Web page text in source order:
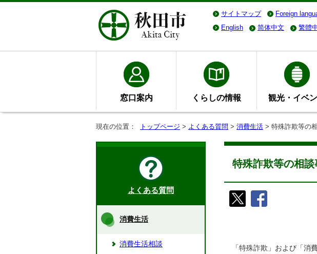
サイトマップ Foreign
English
简体中文 繁體
窓口案内 くらしの情報 観光・イベ
現在の位置： トップページ > よくある質問 > 消費生活 > 特殊詐欺等の
特殊詐欺等の相談
「特殊詐欺」および「消
よくある質問
消費生活
消費生活相談